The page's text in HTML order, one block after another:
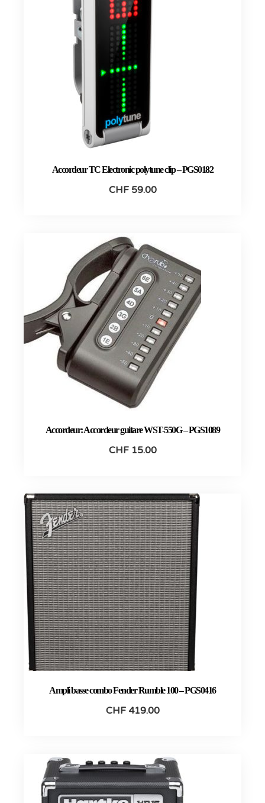
Accordeur TC Electronic polytune clip – PGS0182
CHF59.00
Accordeur: Accordeur guitare WST-550G – PGS1089
CHF15.00
Ampli basse combo Fender Rumble 100 – PGS0416
CHF419.00